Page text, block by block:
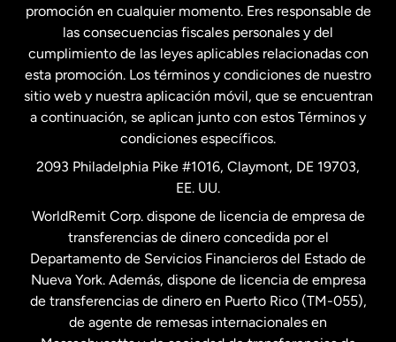
Malasia
Nueva Zelanda
Países Bajos
Suecia
promoción en cualquier momento. Eres responsable de
las consecuencias fiscales personales y del
cumplimiento de las leyes aplicables relacionadas con
esta promoción. Los términos y condiciones de nuestro
sitio web y nuestra aplicación móvil, que se encuentran
a continuación, se aplican junto con estos Términos y
condiciones específicos.
2093 Philadelphia Pike #1016, Claymont, DE 19703,
EE. UU.
WorldRemit Corp. dispone de licencia de empresa de
transferencias de dinero concedida por el
Departamento de Servicios Financieros del Estado de
Nueva York. Además, dispone de licencia de empresa
de transferencias de dinero en Puerto Rico (TM-055),
de agente de remesas internacionales en